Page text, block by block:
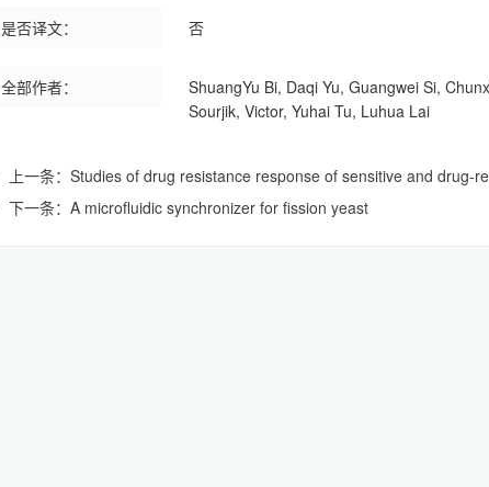
是否译文： 否
全部作者：
ShuangYu Bi, Daqi Yu, Guangwei Si,
Sourjik, Victor, Yuhai Tu, Luhua Lai
上一条：Studies of drug resistance response of sensitive and drug-
下一条：A microfluidic synchronizer for fission yeast